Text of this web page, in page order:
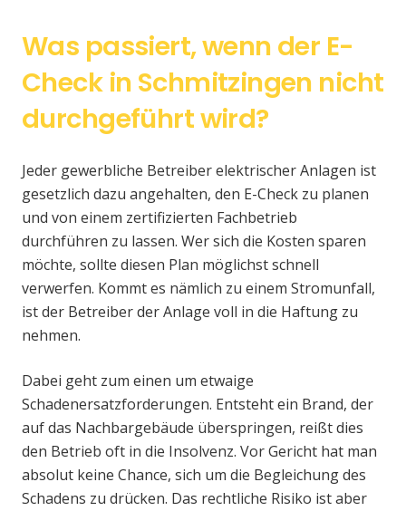
Was passiert, wenn der E-
Check in Schmitzingen nicht
durchgeführt wird?
Jeder gewerbliche Betreiber elektrischer Anlagen ist
gesetzlich dazu angehalten, den E-Check zu planen
und von einem zertifizierten Fachbetrieb
durchführen zu lassen. Wer sich die Kosten sparen
möchte, sollte diesen Plan möglichst schnell
verwerfen. Kommt es nämlich zu einem Stromunfall,
ist der Betreiber der Anlage voll in die Haftung zu
nehmen.
Dabei geht zum einen um etwaige
Schadenersatzforderungen. Entsteht ein Brand, der
auf das Nachbargebäude überspringen, reißt dies
den Betrieb oft in die Insolvenz. Vor Gericht hat man
absolut keine Chance, sich um die Begleichung des
Schadens zu drücken. Das rechtliche Risiko ist aber